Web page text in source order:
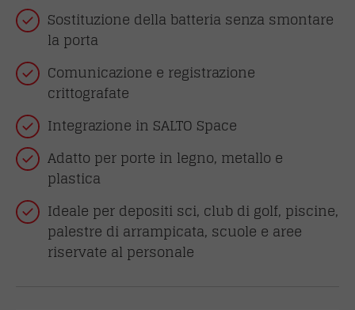
Sostituzione della batteria senza smontare
la porta
Comunicazione e registrazione
crittografate
Integrazione in SALTO Space
Adatto per porte in legno, metallo e
plastica
Ideale per depositi sci, club di golf, piscine,
palestre di arrampicata, scuole e aree
riservate al personale